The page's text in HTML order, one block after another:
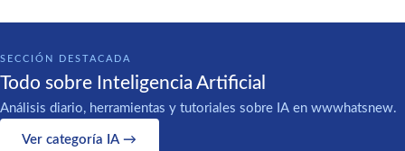
SECCIÓN DESTACADA
Todo sobre Inteligencia Artificial
Análisis diario, herramientas y tutoriales sobre IA en wwwhatsnew.
Ver categoría IA →